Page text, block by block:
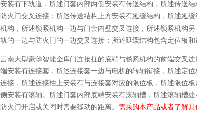
安装有下轨道，所述门套内部两侧安装有传送结构，所述传送
防火门交叉连接；所述传送结构上方安装有延缓结构，所述延
机构，所述锁紧机构一边与门套内壁交叉连接，所述锁紧机构
轨的一边与防火门的一边交叉连接；所述延缓结构包含定位板
云南大型豪华智能金库门连接柱的底端与锁紧机构的前端交叉
端安装有连接套，所述连接套一边与电机的转轴衔接，所述定
连接，所述连接柱上安装有与连接套对应的限位板，所述限位
侧安装有滚轴。所述门套内部底端安装有滚轴槽，所述滚轴槽
防火门开启或关闭时需要移动的距离。 需采购本产品或者了解